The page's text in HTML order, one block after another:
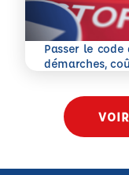
Passer le
démarches,
En savoir plus